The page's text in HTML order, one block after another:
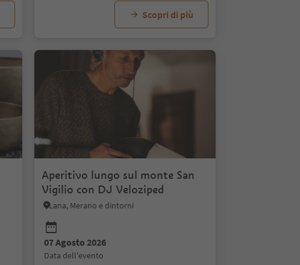
Scopri di più
04 Settembre 2026
data dell'evento
Aperitivo lungo sul monte San
Vigilio con DJ Veloziped
Lana, Merano e dintorni
07 Agosto 2026
data dell'evento